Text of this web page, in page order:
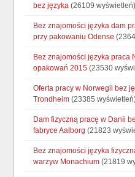
bez języka (26109 wyświetleń)
Bez znajomości języka dam
przy pakowaniu Odense
Bez znajomości języka praca
opakowań 2015 (23530
Oferta pracy w Norwegii bez
Trondheim (23385
Dam fizyczną pracę w Danii
fabryce Aalborg (21823
Bez znajomości języka
warzyw Monachium (21819